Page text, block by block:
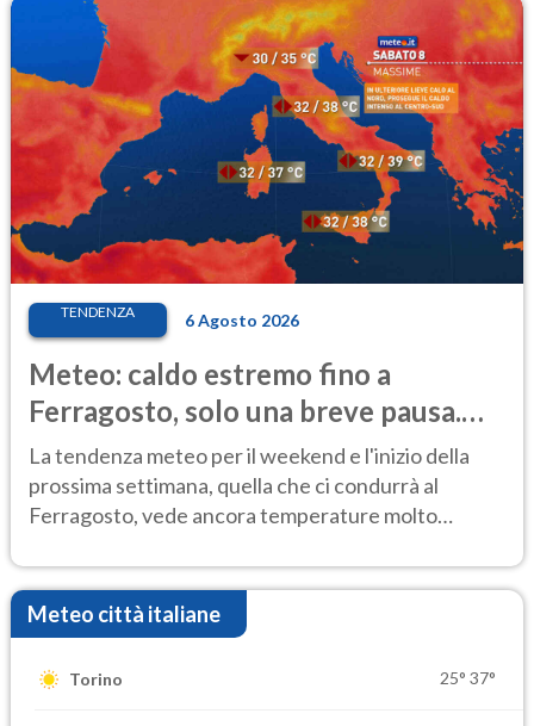
TENDENZA 6 Agosto 2026
Meteo: caldo estremo fino a
Ferragosto, solo una breve pausa.
Ecco dove
La tendenza meteo per il weekend e l'inizio della
prossima settimana, quella che ci condurrà al
Ferragosto, vede ancora temperature molto
Meteo città italiane
Torino 25° 37°